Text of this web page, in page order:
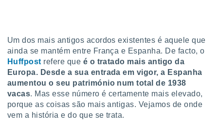
navegação
não
cookies
o
ou
Um dos mais antigos acordos existentes é aquele que
ainda se mantém entre França e Espanha. De facto, o
Huffpost refere que é o tratado mais antigo da
Europa. Desde a sua entrada em vigor, a Espanha
aumentou o seu património num total de 1938
vacas. Mas esse número é certamente mais elevado,
porque as coisas são mais antigas. Vejamos de onde
vem a história e do que se trata.